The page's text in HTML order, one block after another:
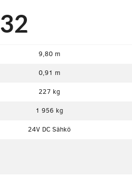
9,80 m
0,91 m
227 kg
1 956 kg
24V DC Sähkö